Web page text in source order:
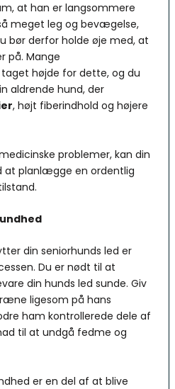
at han er langsommere
meget leg og bevægelse,
bør derfor holde øje med, at
på. Mange
højde for dette, og du
aldrende hund, der
, højt fiberindhold og højere
problemer, kan din
planlægge en ordentlig
din seniorhunds led er
Du er nødt til at
din hunds led sunde. Giv
ligesom på hans
ham kontrollerede dele af
til at undgå fedme og
er en del af at blive